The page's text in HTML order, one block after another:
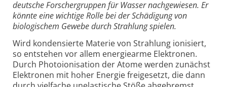
deutsche Forschergruppen für Wasser nachgewiesen. Er
könnte eine wichtige Rolle bei der Schädigung von
biologischem Gewebe durch Strahlung spielen.
Wird kondensierte Materie von Strahlung ionisiert,
so entstehen vor allem energiearme Elektronen.
Durch Photoionisation der Atome werden zunächst
Elektronen mit hoher Energie freigesetzt, die dann